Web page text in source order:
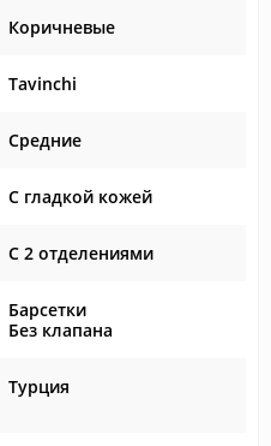
Коричневые
Tavinchi
Средние
С гладкой кожей
С 2 отделениями
Барсетки
Без клапана
Турция